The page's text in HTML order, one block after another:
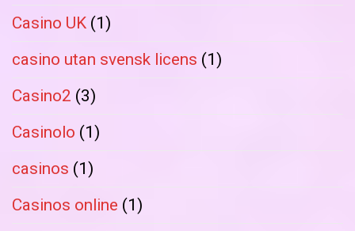
Casino UK (1)
casino utan svensk licens (1)
Casino2 (3)
Casinolo (1)
casinos (1)
Casinos online (1)